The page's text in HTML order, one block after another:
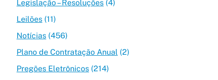
Legislação – Resoluções(4)
Leilões(11)
Notícias(456)
Plano de Contratação Anual (2)
Pregões Eletrônicos(214)